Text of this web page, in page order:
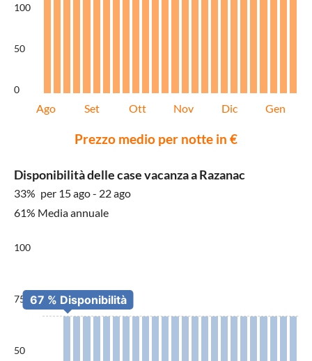
100
50
0
Ago Set Ott Nov Dic Gen
Prezzo medio per notte in €
Disponibilità delle case vacanza a Razanac
33% per 15 ago - 22 ago
61% Media annuale
100
75
50